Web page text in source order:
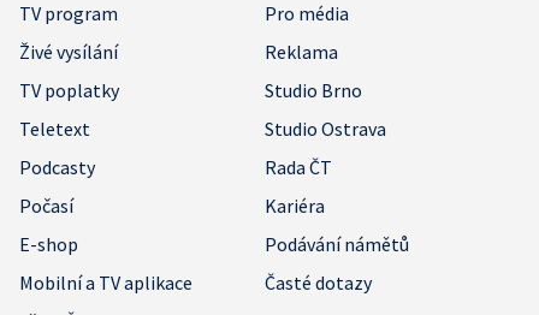
TV program
Pro média
Živé vysílání
Reklama
TV poplatky
Studio Brno
Teletext
Studio Ostrava
Podcasty
Rada ČT
Počasí
Kariéra
E-shop
Podávání námětů
Mobilní a TV aplikace
Časté dotazy